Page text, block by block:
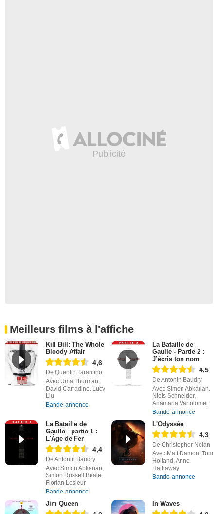
Meilleurs films à l'affiche
Kill Bill: The Whole
Bloody Affair
4,6
De Quentin Tarantino
Avec Uma Thurman,
David Carradine, Lucy
Liu
Bande-annonce
La Bataille de
Gaulle - Partie 2 :
J’écris ton nom
4,5
De Antonin Baudry
Avec Simon Abkarian,
Niels Schneider,
Anamaria Vartolomei
Bande-annonce
La Bataille de
Gaulle - partie 1 :
L'Âge de Fer
4,4
De Antonin Baudry
Avec Simon Abkarian,
Simon Russell Beale,
Florian Lesieur
Bande-annonce
L'Odyssée
4,3
De Christopher Nolan
Avec Matt Damon, Tom
Holland, Anne
Hathaway
Bande-annonce
Jim Queen In Waves